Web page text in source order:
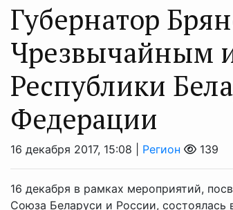
Губернатор
Чрезвычайным
Республики
Федерации
16 декабря 2017, 15:08 | Регион 139
16 декабря в рамках мероприятий,
Союза Беларуси и России, состоялась